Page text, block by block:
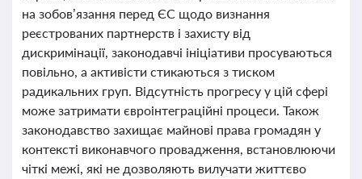
на зобов’язання перед ЄС щодо визнання
реєстрованих партнерств і захисту від
дискримінації, законодавчі ініціативи просуваються
повільно, а активісти стикаються з тиском
радикальних груп. Відсутність прогресу у цій сфері
може затримати євроінтеграційні процеси. Також
законодавство захищає майнові права громадян у
контексті виконавчого провадження, встановлюючи
чіткі межі, які не дозволяють вилучати життєво